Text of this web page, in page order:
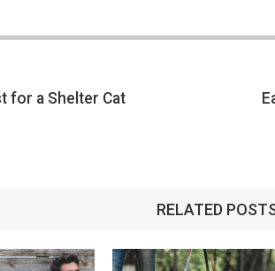
for a Shelter Cat
RELATED